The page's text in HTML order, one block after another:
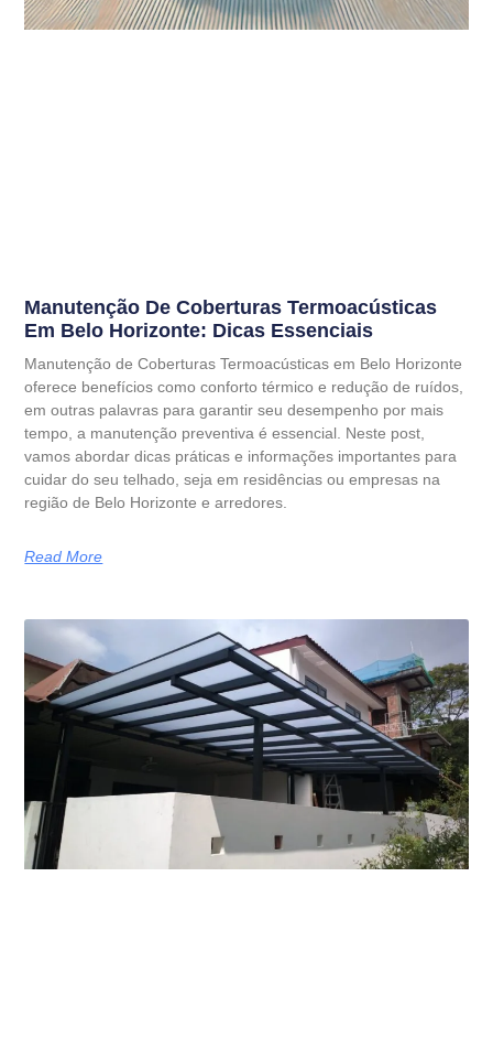
Manutenção De Coberturas Termoacústicas
Em Belo Horizonte: Dicas Essenciais
Manutenção de Coberturas Termoacústicas em Belo Horizonte
oferece benefícios como conforto térmico e redução de ruídos,
em outras palavras para garantir seu desempenho por mais
tempo, a manutenção preventiva é essencial. Neste post,
vamos abordar dicas práticas e informações importantes para
cuidar do seu telhado, seja em residências ou empresas na
região de Belo Horizonte e arredores.
Read More